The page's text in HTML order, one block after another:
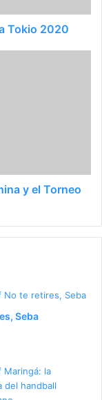
Tokio 2020
y el Torneo
Seba